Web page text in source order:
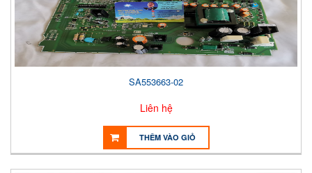
SA553663-02
Liên hệ
THÊM VÀO GIỎ